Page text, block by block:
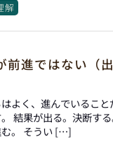
解
前進ではない（
よく、進んでいるこ
結果が出る。決断する
。 そうい […]